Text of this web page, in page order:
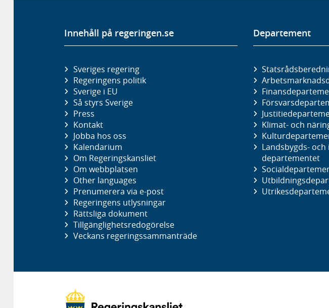
Innehåll på regeringen.se
Sveriges regering
Regeringens politik
Sverige i EU
Så styrs Sverige
Press
Kontakt
Jobba hos oss
Kalendarium
Om Regeringskansliet
Om webbplatsen
Other languages
Prenumerera via e-post
Regeringens utlysningar
Rättsliga dokument
Tillgänglighetsredogörelse
Veckans regeringssammanträde
Departement
Klimat- och
Landsbygds-
departementet